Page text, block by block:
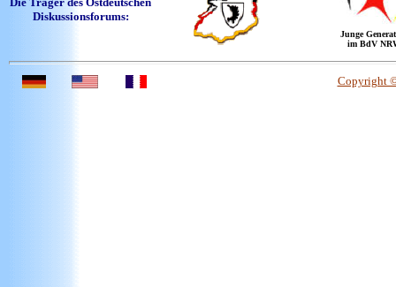
Diskussionsforums:
Junge
im BdV
Copyright